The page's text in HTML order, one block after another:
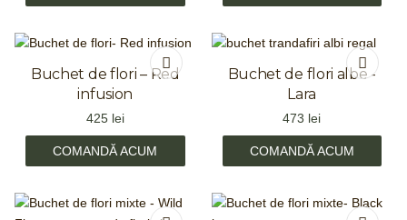
Buchet de flori – Red
infusion
425 lei
COMANDĂ ACUM
Buchet de flori albe -
Lara
473 lei
COMANDĂ ACUM